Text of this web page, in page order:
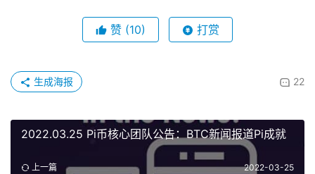
赞 (10) 打赏
22
生成海报
2022.03.25 Pi币核心团队公告：BTC新闻报道Pi成就
上一篇 2022-03-25